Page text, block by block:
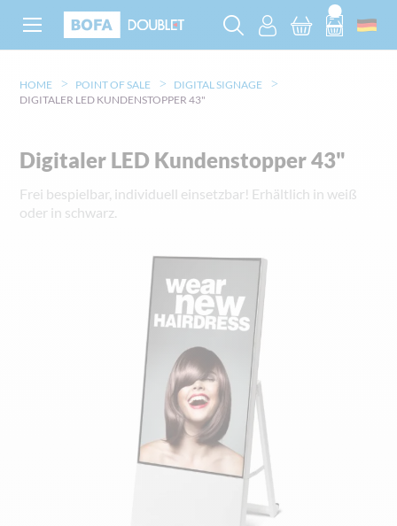
HOME POINT OF SALE
DIGITAL SIGNAGE
DIGITALER LED KUNDENSTOPPER 43"
Digitaler LED Kundenstopper 43"
Frei bespielbar, individuell einsetzbar! Erhältlich in weiß
oder in schwarz.